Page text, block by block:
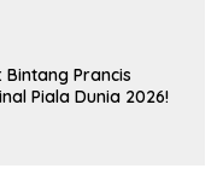
Bintang Prancis
Piala Dunia 2026!